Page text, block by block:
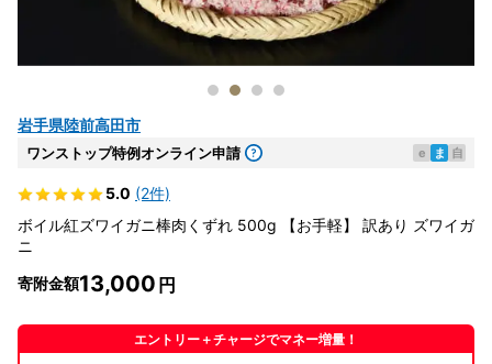
岩手県陸前高田市
ワンストップ特例オンライン申請 e ま 自
5.0 (2件)
ボイル紅ズワイガニ棒肉くずれ 500g 【お手軽】 訳あり ズワイガ
ニ
寄附金額13,000
エントリー＋チャージでマネー増量！